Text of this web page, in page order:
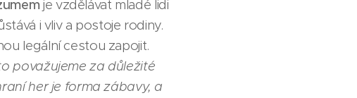
je vzdělávat mladé lidi
i vliv a postoje rodiny.
legální cestou zapojit.
považujeme za důležité
her je forma zábavy, a